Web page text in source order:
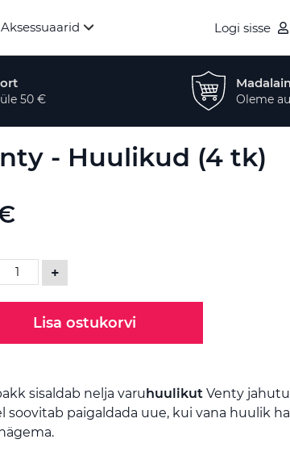
Logi sisse
50 € Oleme
- Huulikud (4 tk)
+
Lisa ostukorvi
sisaldab nelja varu huulikut Venty
soovitab paigaldada uue, kui vana huulik